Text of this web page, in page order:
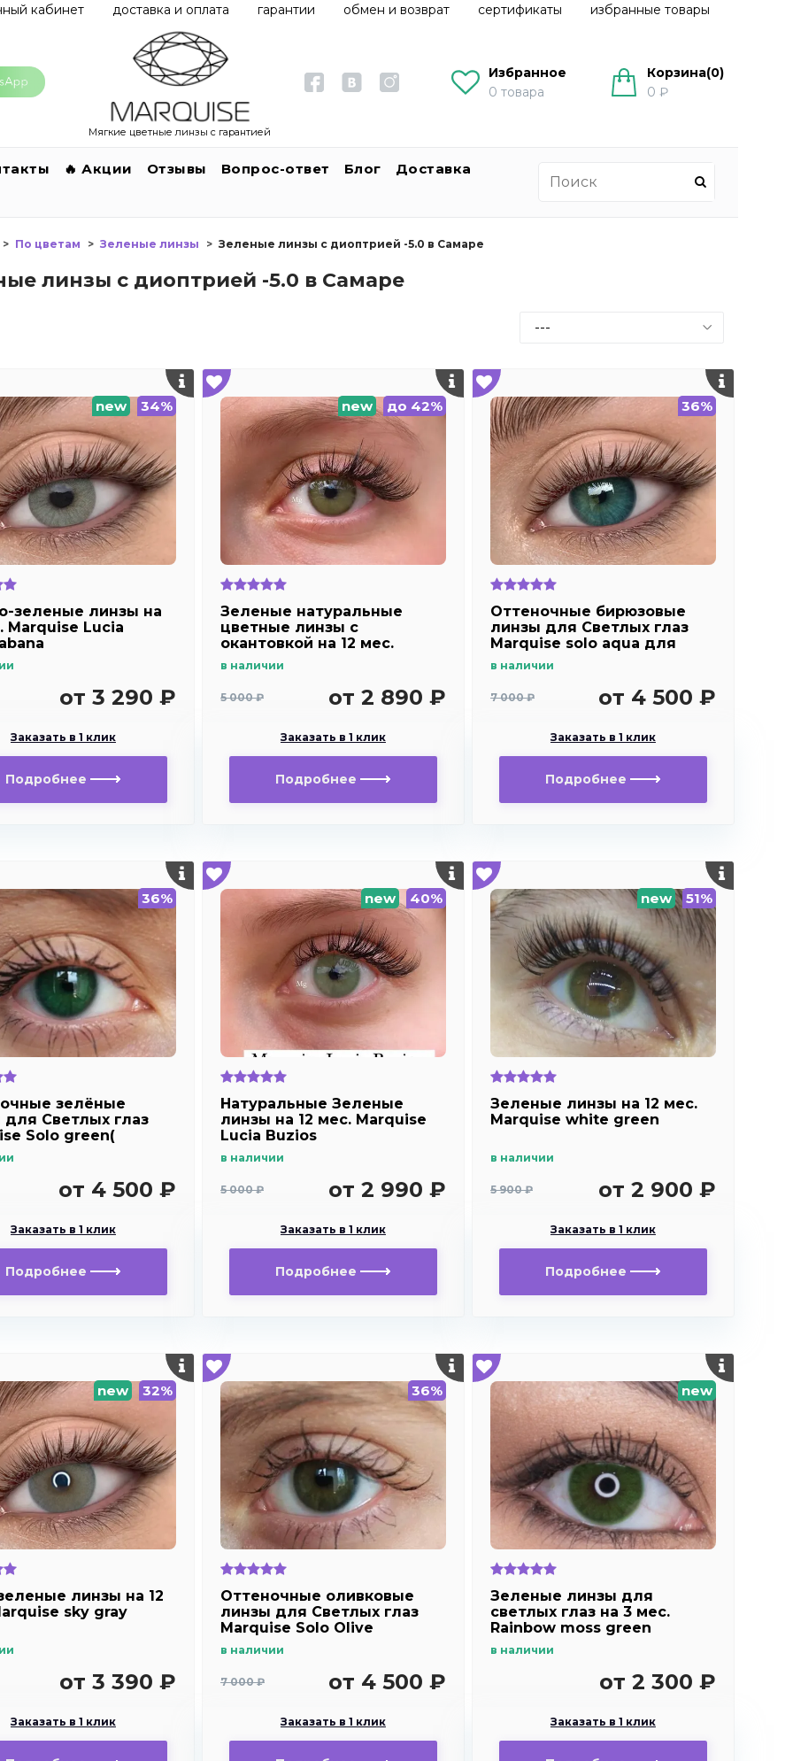
кабинет доставка и оплата гарантии обмен и возврат сертификаты избранные товары
Мягкие цветные линзы с гарантией
Избранное
0 товара
Корзина(0)
0 ₽
🔥 Акции Отзывы Вопрос-ответ Блог
Доставка
По цветам Зеленые линзы Зеленые линзы с диоптрией -5.0 в Самаре
линзы с диоптрией -5.0 в Самаре
new 34%
зеленые линзы на
Marquise Lucia
от 3 290 ₽
Заказать в 1 клик
Подробнее
new до 42%
Зеленые натуральные
цветные линзы c
окантовкой на 12 мес.
в наличии
5 000 ₽ от 2 890 ₽
Заказать в 1 клик
Подробнее
36%
Оттеночные бирюзовые
линзы для Светлых глаз
Marquise solo aqua для
близорукости
в наличии
7 000 ₽ от 4 500 ₽
Заказать в 1 клик
Подробнее
36%
зелёные
для Светлых глаз
Solo green(
от 4 500 ₽
Заказать в 1 клик
Подробнее
new 40%
Натуральные Зеленые
линзы на 12 мес. Marquise
Lucia Buzios
в наличии
5 000 ₽ от 2 990 ₽
Заказать в 1 клик
Подробнее
new 51%
Зеленые линзы на 12 мес.
Marquise white green
в наличии
5 900 ₽ от 2 900 ₽
Заказать в 1 клик
Подробнее
new 32%
линзы на 12
sky gray
от 3 390 ₽
Заказать в 1 клик
36%
Оттеночные оливковые
линзы для Светлых глаз
Marquise Solo Olive
в наличии
7 000 ₽ от 4 500 ₽
Заказать в 1 клик
new
Зеленые линзы для
светлых глаз на 3 мес.
Rainbow moss green
в наличии
от 2 300 ₽
Заказать в 1 клик